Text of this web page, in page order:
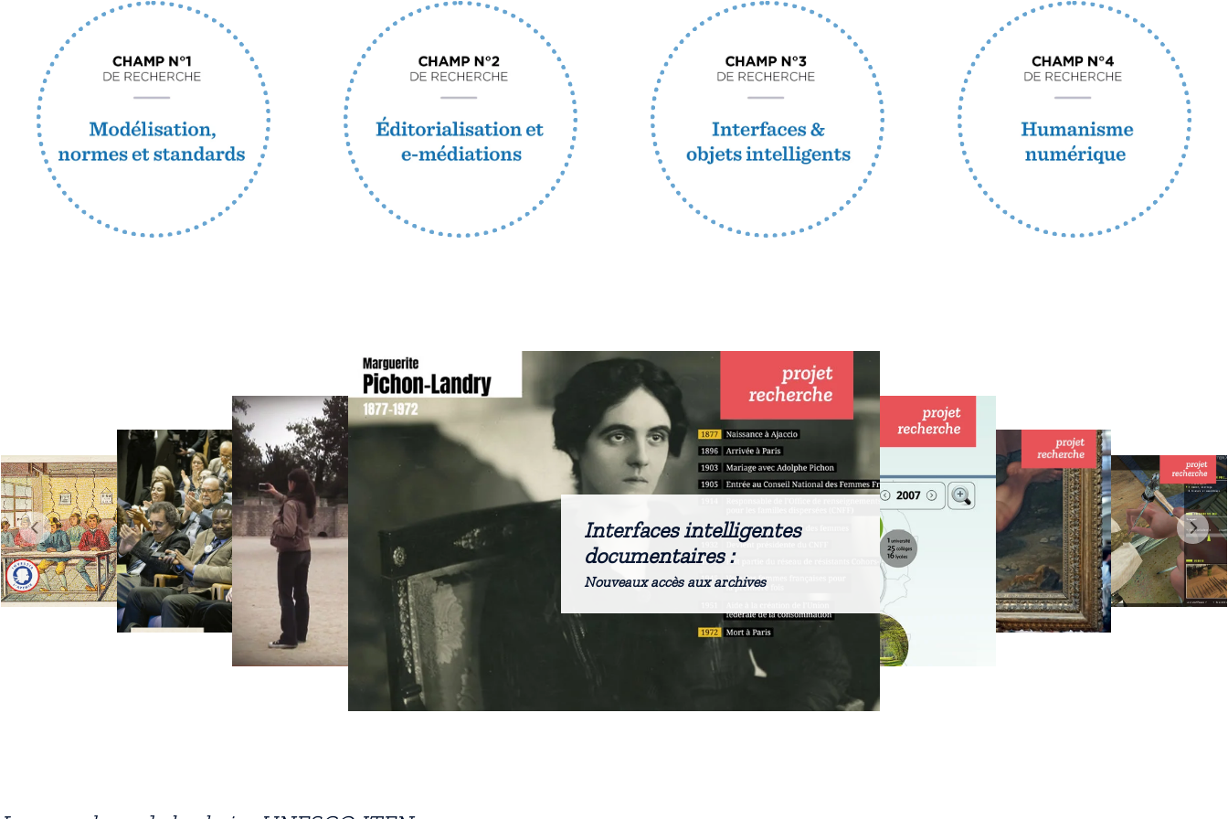
Interfaces intelligentes
documentaires :
Nouveaux accès aux archives